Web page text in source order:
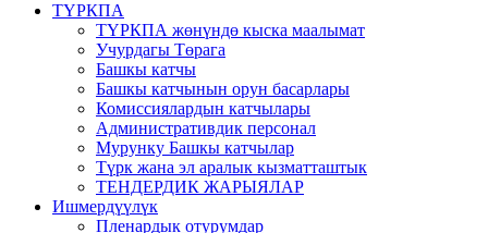
ТҮРКПА
ТҮРКПА жөнүндө кыска маалымат
Учурдагы Төрага
Башкы катчы
Башкы катчынын орун басарлары
Комиссиялардын катчылары
Административдик персонал
Мурунку Башкы катчылар
Түрк жана эл аралык кызматташтык
ТЕНДЕРДИК ЖАРЫЯЛАР
Ишмердүүлүк
Пленардык отурумдар